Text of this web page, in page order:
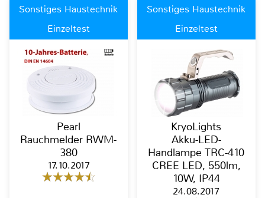
Sonstiges Haustechnik
Einzeltest
Pearl
Rauchmelder RWM-
380
17.10.2017
Sonstiges Haustechnik
Einzeltest
KryoLights
Akku-LED-
Handlampe TRC-410
CREE LED, 550lm,
10W, IP44
24.08.2017